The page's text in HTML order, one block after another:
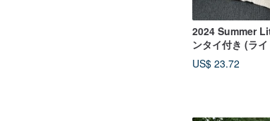
2024 Summer
ンタイ付き (ラ
US$ 23.72